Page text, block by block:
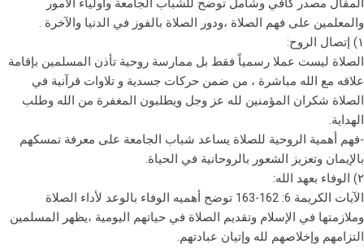
المقال مصدر كافي وشامل توضح للشباب الجامعة وأولياء الأمور
والمعلمين على فهم الصلاة ،ودور الصلاة بالفوز في الدنيا والآخرة .
١) إتصال الروح:
الصلاة ليست عملا رسمياً فقط بل ممارسة روحية تأذن المسلمين بإقامة
علاقه مع الله مباشرة ، من ضمن حركات جسدية و تلاوات قرآنية في
الصلاة شكران المؤمنين لله عز وجل ويطلبون المغفرة من الله وطلب
الهداية.
-فهم أهمية الروحية للصلاة يساعد شباب الجامعة على معرفة تمسكهم
بالإيمان وتعزيز الشعور بالروحانية في الحياة.
٢) الوفاء بعهد الله:
الآيات الكريمة 6: 162-163 توضح أهميه الوفاء بالوعد لأداء الصلاة
وملازمتها في الإسلام وتقديم الصلاة في حياتهم اليومية ،يظهر المسلمين
التزامهم وإخلاصهم لله وإتيان عبادتهم.